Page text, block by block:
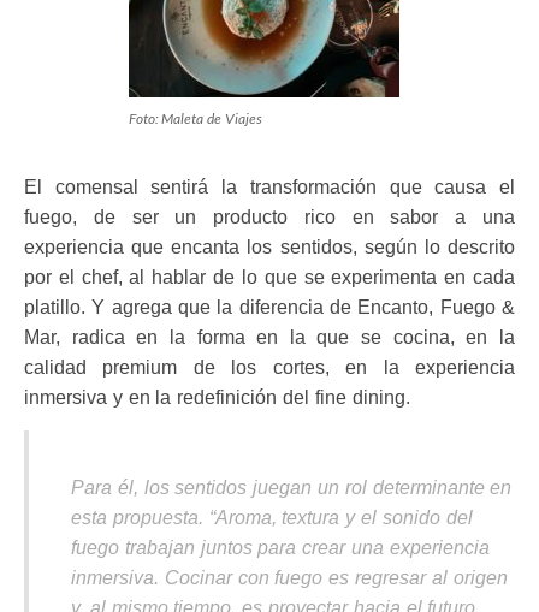
Foto: Maleta de Viajes
El comensal sentirá la transformación que causa el
fuego, de ser un producto rico en sabor a una
experiencia que encanta los sentidos, según lo descrito
por el chef, al hablar de lo que se experimenta en cada
platillo. Y agrega que la diferencia de Encanto, Fuego &
Mar, radica en la forma en la que se cocina, en la
calidad premium de los cortes, en la experiencia
inmersiva y en la redefinición del fine dining.
Para él, los sentidos juegan un rol determinante en
esta propuesta. “Aroma, textura y el sonido del
fuego trabajan juntos para crear una experiencia
inmersiva. Cocinar con fuego es regresar al origen
y, al mismo tiempo, es proyectar hacia el futuro.